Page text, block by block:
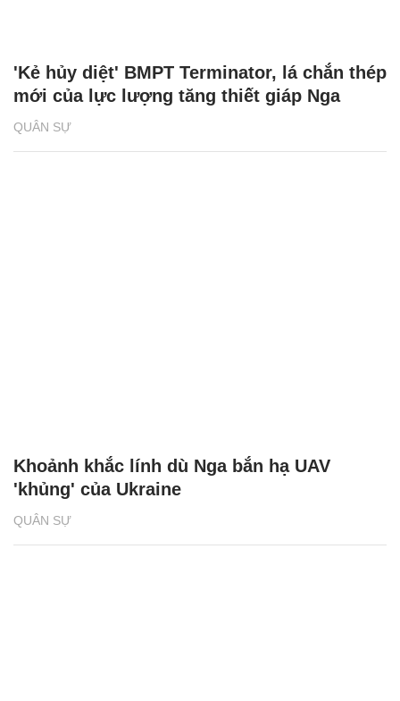
QUÂN SỰ
'Kẻ hủy diệt' BMPT Terminator, lá chắn thép
mới của lực lượng tăng thiết giáp Nga
QUÂN SỰ
Khoảnh khắc lính dù Nga bắn hạ UAV
'khủng' của Ukraine